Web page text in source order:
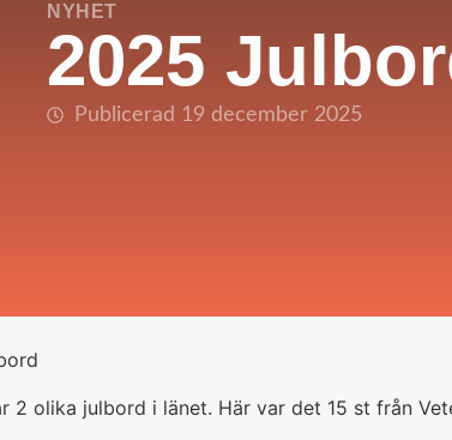
NYHET
2025
Publicerad 19 december 2025
2 olika julbord i länet. Här var det 15 st från